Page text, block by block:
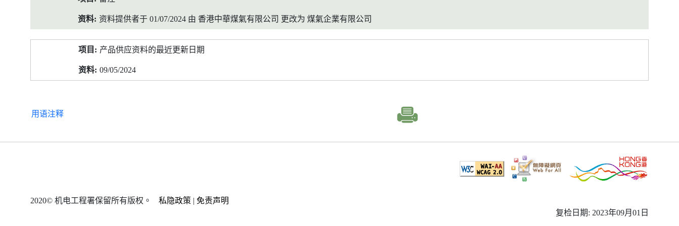
资料提供者于 01/07/2024 由 香港中華煤氣有限公司 更改为 煤氣企業有限公司
产品供应资料的最近更新日期
09/05/2024
用语注释
2020© 机电工程署保留所有版权。 私隐政策 | 免责声明
复检日期: 2023年09月01日